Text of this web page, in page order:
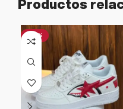
Productos
-47%